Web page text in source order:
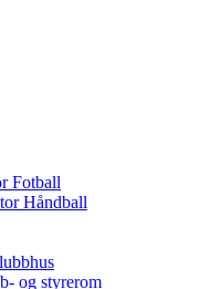
Fotball
Håndball
og styrerom